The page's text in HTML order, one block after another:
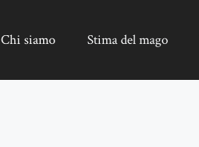
Chi siamo Stima del mago